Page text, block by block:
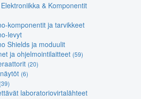
& Komponentit
komponentit ja tarvikkeet
levyt
Shields ja moduulit
ja ohjelmointilaitteet (59)
(20)
(6)
(39)
laboratoriovirtalähteet